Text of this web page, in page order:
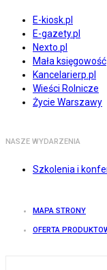
E-kiosk.pl
E-gazety.pl
Nexto.pl
Mała księgowość
Kancelarierp.pl
Wieści Rolnicze
Życie Warszawy
NASZE WYDARZENIA
Szkolenia i
MAPA STRONY
OFERTA